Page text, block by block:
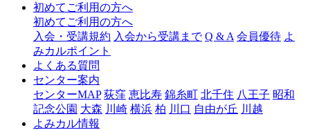
ャ
浜
初めてご利用の方へ
初めてご利用の方へ
入会・受講規約 入会から受講まで Q & A 会員優待 よ
みカルポイント
よくある質問
センター案内
センターMAP 荻窪 恵比寿 錦糸町 北千住 八王子 昭和
記念公園 大森 川崎 横浜 柏 川口 自由が丘 川越
よみカル情報